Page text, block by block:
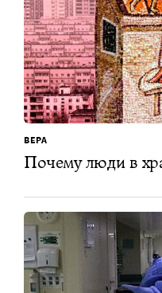
ВЕРА
Почему люди в